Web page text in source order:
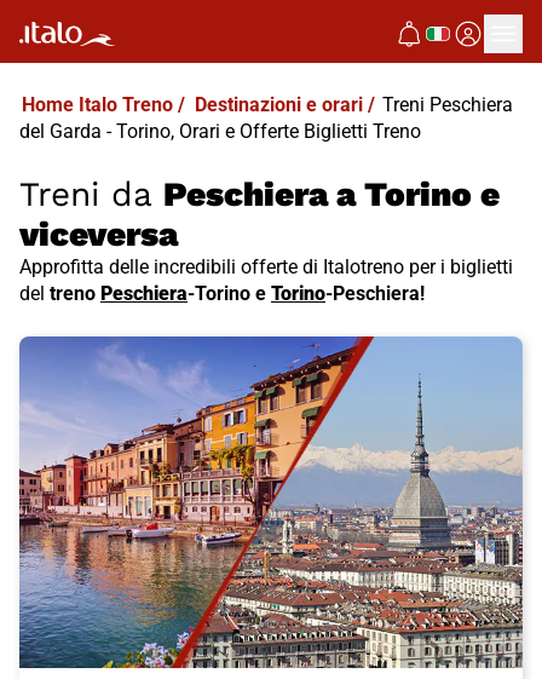
Home Italo Treno / Destinazioni e orari / Treni Peschiera
del Garda - Torino, Orari e Offerte Biglietti Treno
Treni da Peschiera a Torino e
viceversa
Approfitta delle incredibili offerte di Italotreno per i biglietti
del treno Peschiera-Torino e Torino-Peschiera!